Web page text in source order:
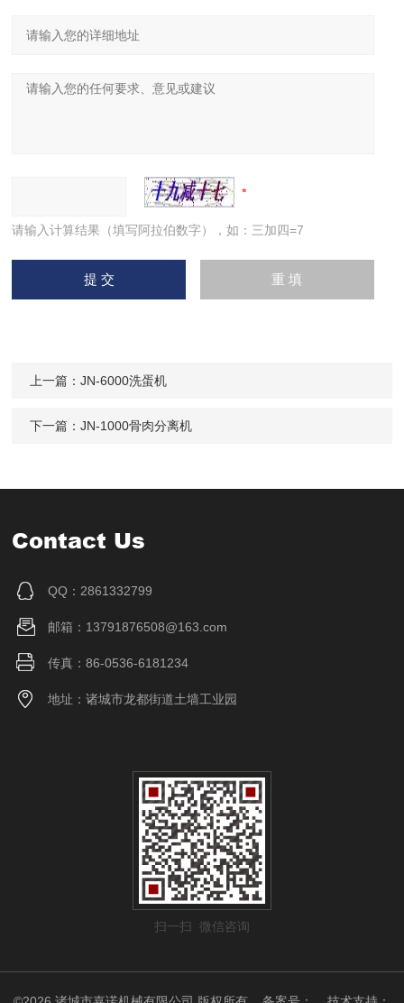
请输入计算结果（填写阿拉伯数字），如：三加四=7
上一篇：JN-6000洗蛋机
下一篇：JN-1000骨肉分离机
Contact Us
QQ：2861332799
邮箱：13791876508@163.com
传真：86-0536-6181234
地址：诸城市龙都街道土墙工业园
扫一扫 微信咨询